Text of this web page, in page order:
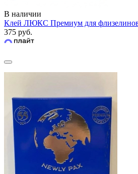
В наличии
Клей ЛЮКС Премиум для
375 руб.